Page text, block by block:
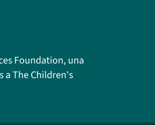
Foundation, una
a The Children's